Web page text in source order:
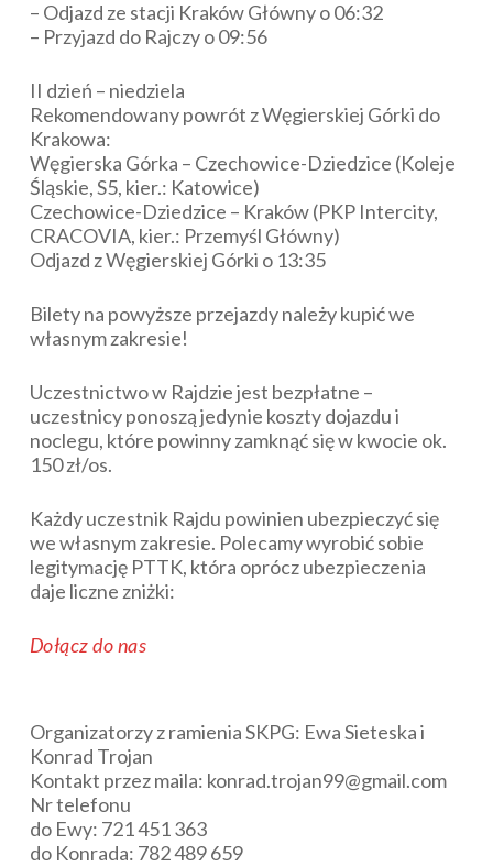
– Odjazd ze stacji Kraków Główny o 06:32
– Przyjazd do Rajczy o 09:56
II dzień – niedziela
Rekomendowany powrót z Węgierskiej Górki do
Krakowa:
Węgierska Górka – Czechowice-Dziedzice (Koleje
Śląskie, S5, kier.: Katowice)
Czechowice-Dziedzice – Kraków (PKP Intercity,
CRACOVIA, kier.: Przemyśl Główny)
Odjazd z Węgierskiej Górki o 13:35
Bilety na powyższe przejazdy należy kupić we
własnym zakresie!
Uczestnictwo w Rajdzie jest bezpłatne –
uczestnicy ponoszą jedynie koszty dojazdu i
noclegu, które powinny zamknąć się w kwocie ok.
150 zł/os.
Każdy uczestnik Rajdu powinien ubezpieczyć się
we własnym zakresie. Polecamy wyrobić sobie
legitymację PTTK, która oprócz ubezpieczenia
daje liczne zniżki:
Dołącz do nas
Organizatorzy z ramienia SKPG: Ewa Sieteska i
Konrad Trojan
Kontakt przez maila: konrad.trojan99@gmail.com
Nr telefonu
do Ewy: 721 451 363
do Konrada: 782 489 659